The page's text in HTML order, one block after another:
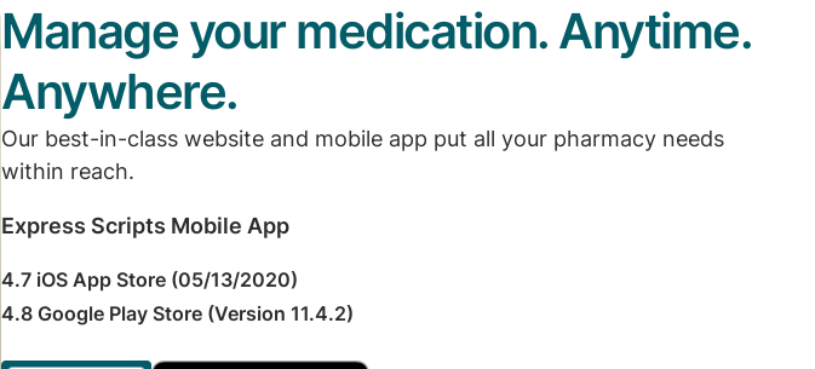
Manage your medication. Anytime.
Anywhere.
Our best-in-class website and mobile app put all your pharmacy needs
within reach.
Express Scripts Mobile App
4.7 iOS App Store (05/13/2020)
4.8 Google Play Store (Version 11.4.2)